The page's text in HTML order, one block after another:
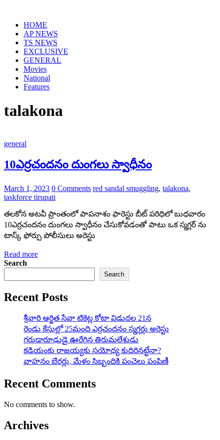
contentHOME
AP NEWS
TS NEWS
EXCLUSIVE
GENERAL
Movies
National
Features
talakona
general
10ఎర్రచందనం దుంగలు స్వాధీనం
March 1, 2023 0 Comments red sandal smuggling, talakona,
taskforce tirupati
తలకోన అటవీ ప్రాంతంలో పాపనాశం ఫారెస్టు బీట్ పరిధిలో బుధవారం
10ఎర్రచందనం దుంగలు స్వాధీనం చేసుకోవడంతో పాటు ఒక స్మగ్లర్ ను
టాస్క్ ఫోర్సు పోలీసులు అరెస్టు
Read more
Search
Search
Recent Posts
శ్రీవారి ఆర్జిత సేవా టికెట్ల కోటా విడుదల 21న
రెండు కేసుల్లో 25మంది ఎర్రచందనం స్మగ్లర్లు అరెస్టు
గరుడారూఢుడై ఊరేగిన తిరుమలేశుడు
కడియంకు రాజయ్యకు సయోధ్య కుదిరినట్టేనా?
వాహ‌నం బేర‌ర్లు, మేళం సిబ్బందికి పంచెలు పంపిణీ
Recent Comments
No comments to show.
Archives